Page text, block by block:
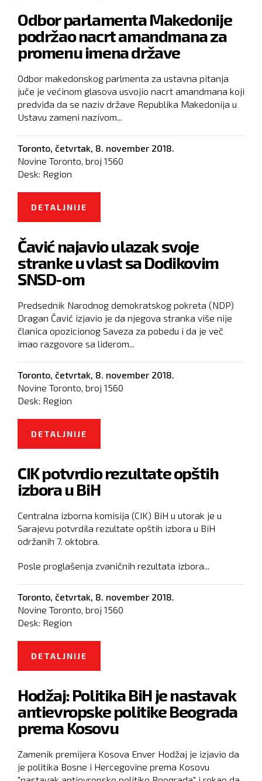
Odbor parlamenta Makedonije
podržao nacrt amandmana za
promenu imena države
Odbor makedonskog parlmenta za ustavna pitanja
juče je većinom glasova usvojio nacrt amandmana koji
predviđa da se naziv države Republika Makedonija u
Ustavu zameni nazivom...
Toronto, četvrtak, 8. november 2018.
Novine Toronto, broj 1560
Desk: Region
DETALJNIJE
AMANDMANA ZA PROMENU IMENA
DRŽAVE
Čavić najavio ulazak svoje
stranke u vlast sa Dodikovim
SNSD-om
Predsednik Narodnog demokratskog pokreta (NDP)
Dragan Čavić izjavio je da njegova stranka više nije
članica opozicionog Saveza za pobedu i da je več
imao razgovore sa liderom...
Toronto, četvrtak, 8. november 2018.
Novine Toronto, broj 1560
Desk: Region
DETALJNIJE
SNSD-OM
CIK potvrdio rezultate opštih
izbora u BiH
Centralna izborna komisija (CIK) BiH u utorak je u
Sarajevu potvrdila rezultate opštih izbora u BiH
održanih 7. oktobra.
Posle proglašenja zvaničnih rezultata izbora...
Toronto, četvrtak, 8. november 2018.
Novine Toronto, broj 1560
Desk: Region
DETALJNIJE
Hodžaj: Politika BiH je nastavak
antievropske politike Beograda
prema Kosovu
Zamenik premijera Kosova Enver Hodžaj je izjavio da
je politika Bosne i Hercegovine prema Kosovu